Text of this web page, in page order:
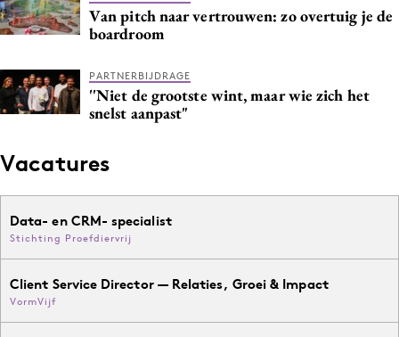
Van pitch naar vertrouwen: zo overtuig je de
boardroom
PARTNERBIJDRAGE
''Niet de grootste wint, maar wie zich het
snelst aanpast"
Vacatures
Data- en CRM- specialist
Stichting Proefdiervrij
Client Service Director — Relaties, Groei & Impact
VormVijf